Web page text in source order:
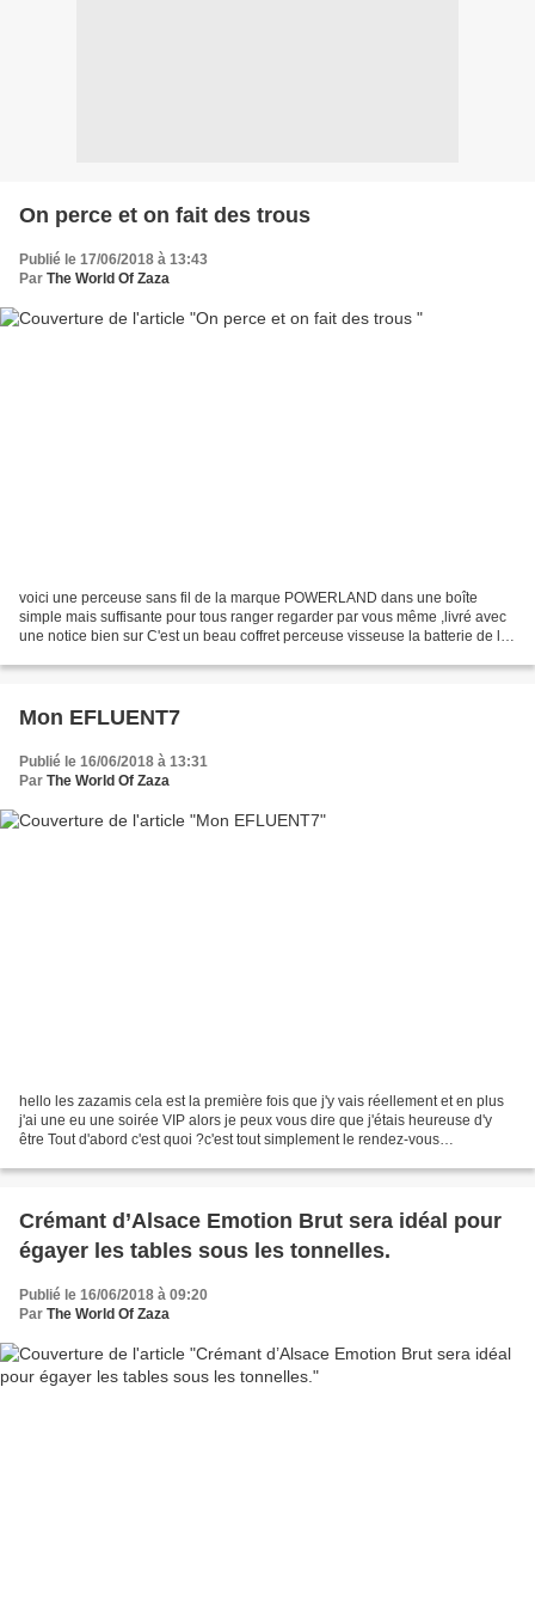
On perce et on fait des trous
Publié le 17/06/2018 à 13:43
Par The World Of Zaza
voici une perceuse sans fil de la marque POWERLAND dans une boîte
simple mais suffisante pour tous ranger regarder par vous même ,livré avec
une notice bien sur C'est un beau coffret perceuse visseuse la batterie de la
Mon EFLUENT7
Publié le 16/06/2018 à 13:31
Par The World Of Zaza
hello les zazamis cela est la première fois que j'y vais réellement et en plus
j'ai une eu une soirée VIP alors je peux vous dire que j'étais heureuse d'y
être Tout d'abord c'est quoi ?c'est tout simplement le rendez-vous
Crémant d’Alsace Emotion Brut sera idéal pour
égayer les tables sous les tonnelles.
Publié le 16/06/2018 à 09:20
Par The World Of Zaza